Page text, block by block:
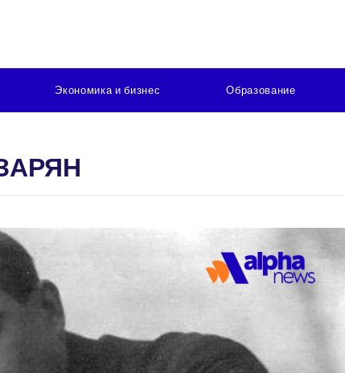
Экономика и бизнес Образование